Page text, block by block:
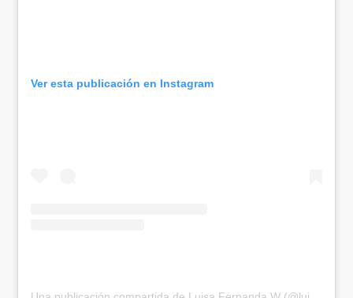
Ver esta publicación en Instagram